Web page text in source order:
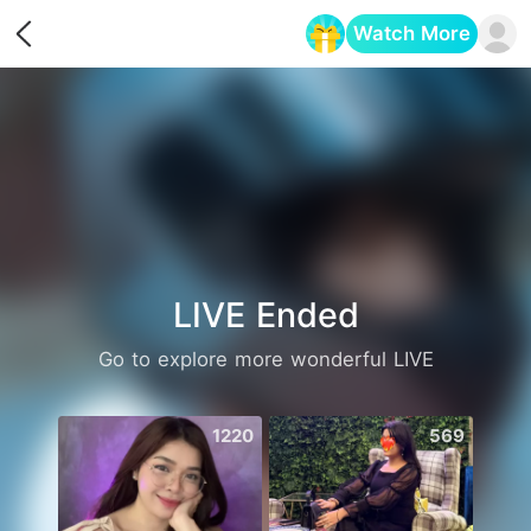
Watch More
LIVE Ended
Go to explore more wonderful LIVE
1220 569